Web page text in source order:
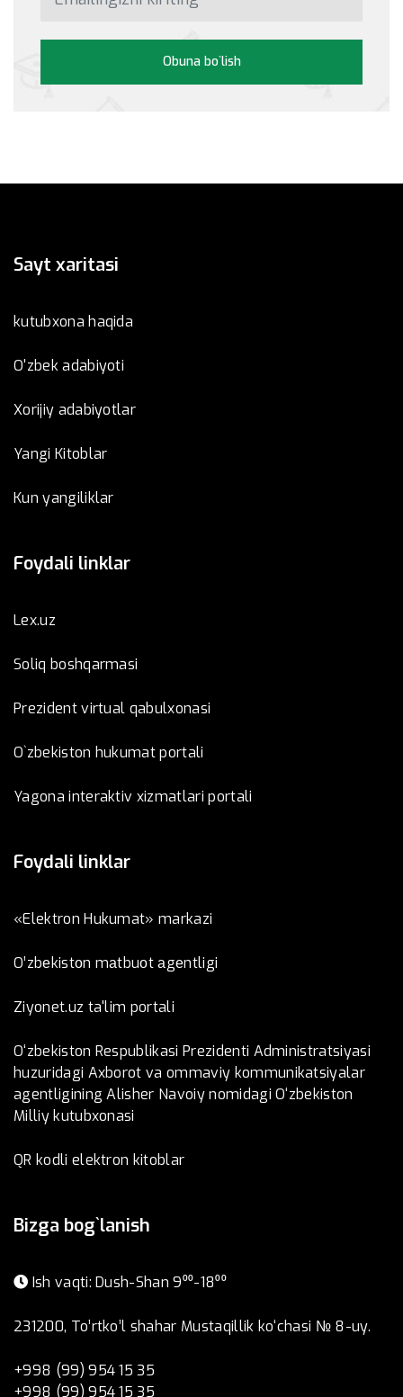
Obuna bo`lish
Sayt xaritasi
kutubxona haqida
O'zbek adabiyoti
Xorijiy adabiyotlar
Yangi Kitoblar
Kun yangiliklar
Foydali linklar
Lex.uz
Soliq boshqarmasi
Prezident virtual qabulxonasi
O`zbekiston hukumat portali
Yagona interaktiv xizmatlari portali
Foydali linklar
«Elektron Hukumat» markazi
O’zbеkistоn mаtbuоt аgеntligi
Ziyonet.uz ta'lim portali
O‘zbekiston Respublikasi Prezidenti Administratsiyasi
huzuridagi Axborot va ommaviy kommunikatsiyalar
agentligining Alisher Navoiy nomidagi O‘zbekiston
Milliy kutubxonasi
QR kodli elektron kitoblar
Bizga bog`lanish
Ish vaqti: Dush-Shan 9⁰⁰-18⁰⁰
231200, To’rtko’l shahar Mustaqillik ko‘chasi № 8-uy.
+998 (99) 954 15 35
+998 (99) 954 15 35